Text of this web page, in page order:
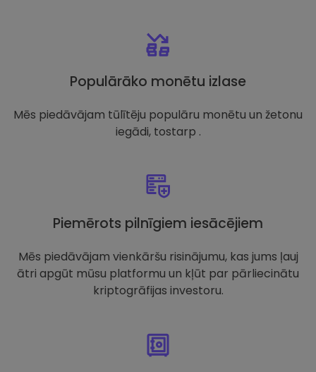
Populārāko monētu izlase
Mēs piedāvājam tūlītēju populāru monētu un žetonu
iegādi, tostarp .
Piemērots pilnīgiem iesācējiem
Mēs piedāvājam vienkāršu risinājumu, kas jums ļauj
ātri apgūt mūsu platformu un kļūt par pārliecinātu
kriptogrāfijas investoru.